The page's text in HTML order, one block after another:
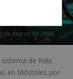
de marzo de 2026
de Rebi
en Móstoles por
de